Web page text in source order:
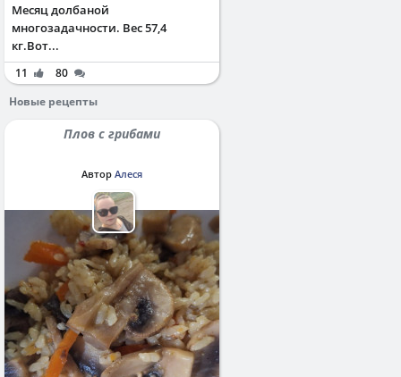
Месяц долбаной
многозадачности. Вес 57,4
кг.Вот...
11
80
Новые рецепты
Плов с грибами
Автор Алеся